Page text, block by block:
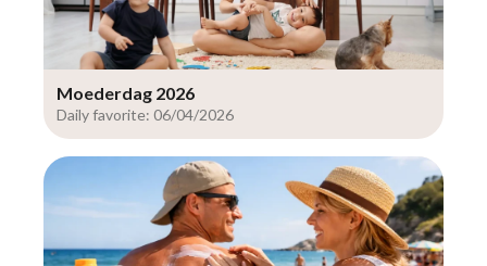
Moederdag 2026
Daily favorite: 06/04/2026